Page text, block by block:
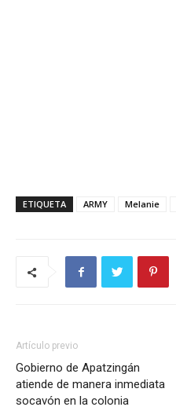
ETIQUETA ARMY Melanie
Artículo previo
Gobierno de Apatzingán
atiende de manera inmediata
socavón en la colonia